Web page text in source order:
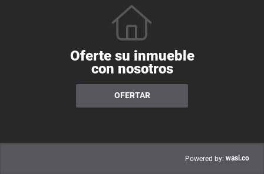
Oferte su inmueble
con nosotros
OFERTAR
Powered by: wasi.co